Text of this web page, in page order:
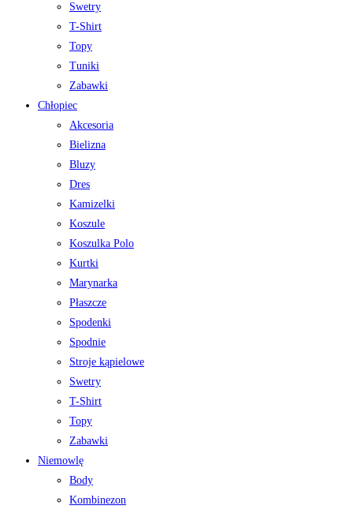
Swetry
T-Shirt
Topy
Tuniki
Zabawki
Chłopiec
Akcesoria
Bielizna
Bluzy
Dres
Kamizelki
Koszule
Koszulka Polo
Kurtki
Marynarka
Płaszcze
Spodenki
Spodnie
Stroje kąpielowe
Swetry
T-Shirt
Topy
Zabawki
Niemowlę
Body
Kombinezon